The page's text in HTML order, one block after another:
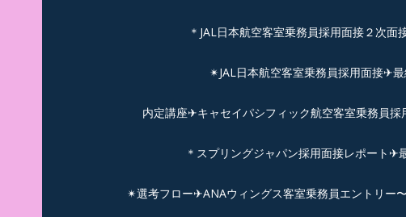
＊JAL日本航空客室乗務員採用面接２次
✴︎JAL日本航空客室乗務員採用面接✈最
内定講座✈キャセイパシフィック航空客室乗務員採
＊スプリングジャパン採用面接レポート✈
✴︎選考フロー✈︎ANAウィングス客室乗務員エントリー〜